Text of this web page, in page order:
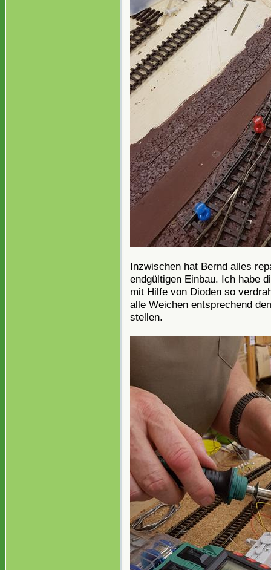
Inzwischen hat Bernd alles
endgültigen Einbau. Ich habe
mit Hilfe von Dioden so
alle Weichen entsprechend
stellen.